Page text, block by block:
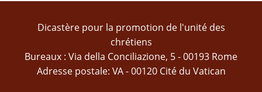
Dicastère pour la promotion de l'unité des
chrétiens
Bureaux : Via della Conciliazione, 5 - 00193 Rome
Adresse postale: VA - 00120 Cité du Vatican